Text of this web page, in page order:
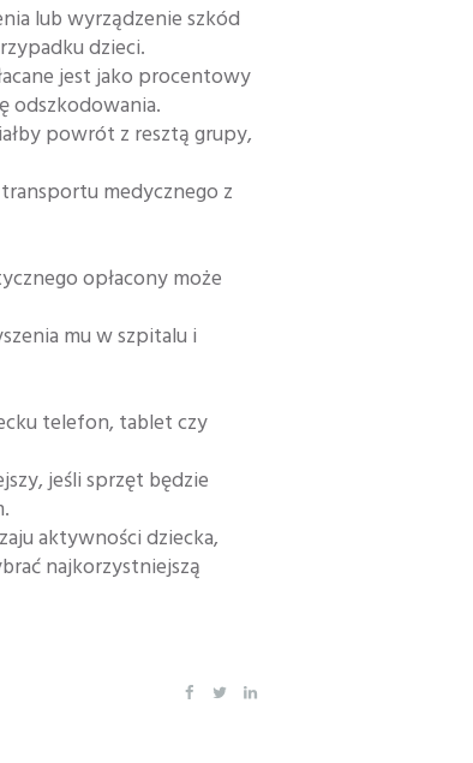
lub wyrządzenie szkód
dzieci.
jest jako procentowy
odszkodowania.
powrót z resztą grupy,
medycznego z
opłacony może
mu w szpitalu i
telefon, tablet czy
jeśli sprzęt będzie
aktywności dziecka,
najkorzystniejszą